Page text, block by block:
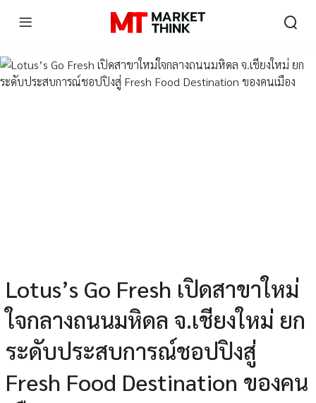
Lotus’s Go Fresh เปิดสาขาใหม่
ใจกลางถนนมหิดล จ.เชียงใหม่ ยก
ระดับประสบการณ์ชอปปิงสู่
Fresh Food Destination ของคน